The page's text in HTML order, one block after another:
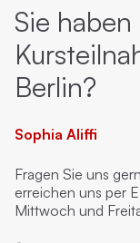
Sie
Berlin?
Sophia Aliffi
Fragen Sie uns
erreichen uns per
Mittwoch und